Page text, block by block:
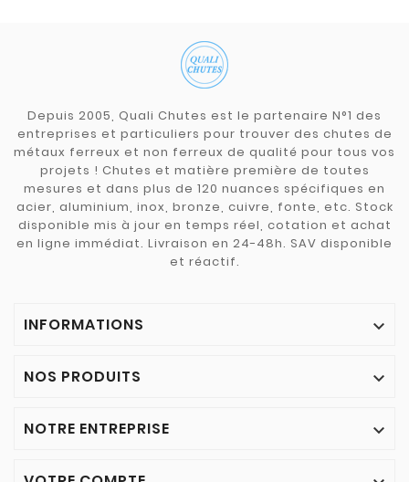
Depuis 2005, Quali Chutes est le partenaire N°1 des
entreprises et particuliers pour trouver des chutes de
métaux ferreux et non ferreux de qualité pour tous vos
projets ! Chutes et matière première de toutes
mesures et dans plus de 120 nuances spécifiques en
acier, aluminium, inox, bronze, cuivre, fonte, etc. Stock
disponible mis à jour en temps réel, cotation et achat
en ligne immédiat. Livraison en 24-48h. SAV disponible
et réactif.
INFORMATIONS 
NOS PRODUITS 
NOTRE ENTREPRISE 